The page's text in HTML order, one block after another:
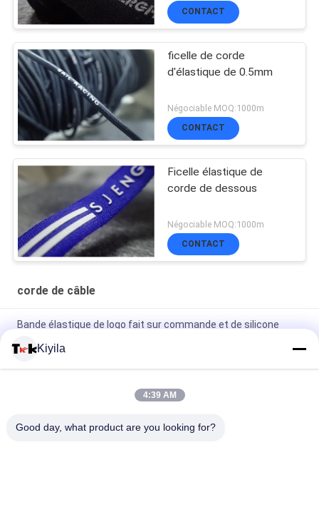
CONTACT
ficelle de corde
d'élastique de 0.5mm
Négociable MOQ:1000m
CONTACT
Ficelle élastique de
corde de dessous
Négociable MOQ:1000m
CONTACT
corde de câble
Bande élastique de logo fait sur commande et de silicone
OEM/ODM en nylon plats de corde de haute corde non
élastique de la ténacité 3cm disponible
le logo de relief
Kiyila
4:39 AM
Good day, what product are you looking for?